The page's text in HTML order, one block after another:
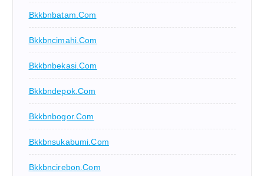
Bkkbnbatam.com
Bkkbncimahi.com
Bkkbnbekasi.com
Bkkbndepok.com
Bkkbnbogor.com
Bkkbnsukabumi.com
Bkkbncirebon.com